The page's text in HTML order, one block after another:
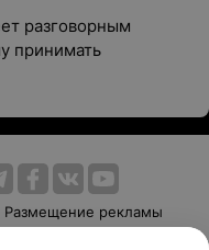
разговорным
принимать
Размещение рекламы